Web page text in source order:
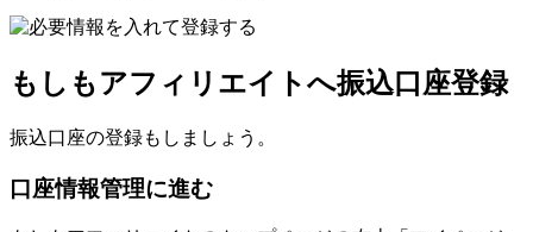
もしもアフィリエイトへ振込口座登録
振込口座の登録もしましょう。
口座情報管理に進む